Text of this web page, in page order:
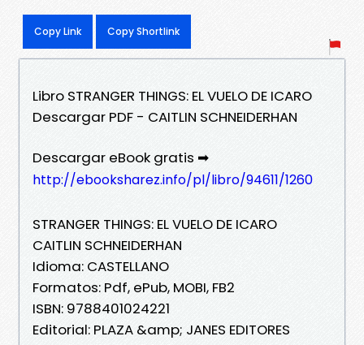
Copy Link Copy Shortlink
Libro STRANGER THINGS: EL VUELO DE ICARO
Descargar PDF - CAITLIN SCHNEIDERHAN
Descargar eBook gratis ➡
http://ebooksharez.info/pl/libro/94611/1260
STRANGER THINGS: EL VUELO DE ICARO
CAITLIN SCHNEIDERHAN
Idioma: CASTELLANO
Formatos: Pdf, ePub, MOBI, FB2
ISBN: 9788401024221
Editorial: PLAZA &amp; JANES EDITORES